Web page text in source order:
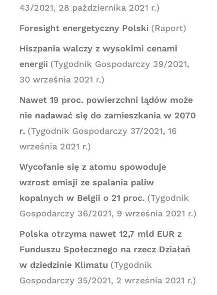
43/2021, 28 października 2021 r.)
Foresight energetyczny Polski (Raport)
Hiszpania walczy z wysokimi cenami
energii (Tygodnik Gospodarczy 39/2021,
30 września 2021 r.)
Nawet 19 proc. powierzchni lądów może
nie nadawać się do zamieszkania w 2070
r. (Tygodnik Gospodarczy 37/2021, 16
września 2021 r.)
Wycofanie się z atomu spowoduje
wzrost emisji ze spalania paliw
kopalnych w Belgii o 21 proc. (Tygodnik
Gospodarczy 36/2021, 9 września 2021 r.)
Polska otrzyma nawet 12,7 mld EUR z
Funduszu Społecznego na rzecz Działań
w dziedzinie Klimatu (Tygodnik
Gospodarczy 35/2021, 2 września 2021 r.)